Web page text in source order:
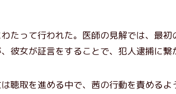
たって行われた。医師の見解では、最
彼女が証言をすることで、犯人逮捕に
聴取を進める中で、茜の行動を責める